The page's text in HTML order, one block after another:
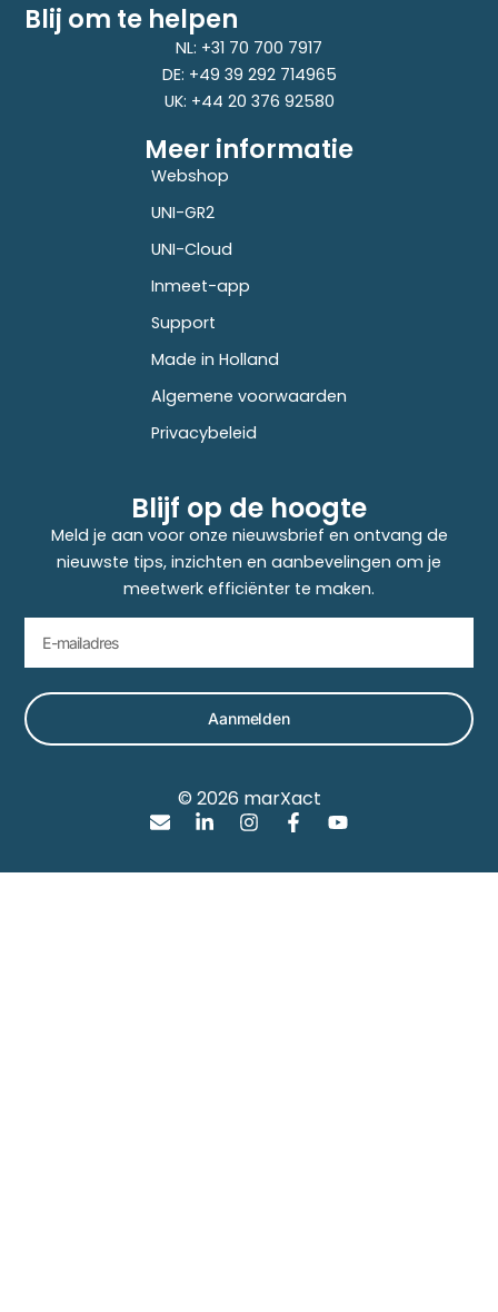
Blij om te helpen
NL: +31 70 700 7917
DE: +49 39 292 714965
UK: +44 20 376 92580
Meer informatie
Webshop
UNI-GR2
UNI-Cloud
Inmeet-app
Support
Made in Holland
Algemene voorwaarden
Privacybeleid
Blijf op de hoogte
Meld je aan voor onze nieuwsbrief en ontvang de
nieuwste tips, inzichten en aanbevelingen om je
meetwerk efficiënter te maken.
Aanmelden
© 2026 marXact